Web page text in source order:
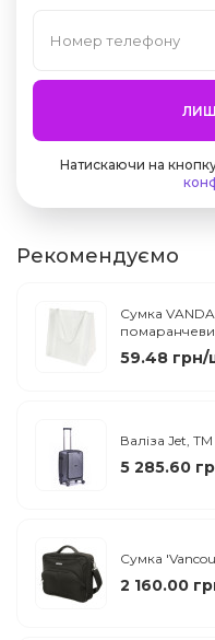
Натискаючи на
Рекомендуємо
Сумка
59.48 грн/
Валіза Jet,
5 285.60
Сумка
2 160.00